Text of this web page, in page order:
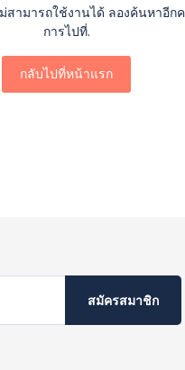
ามารถใช้งานได้ ลองค้นหาอีก
การไปที่.
กลับไปที่หน้าแรก
สมัครสมาชิก